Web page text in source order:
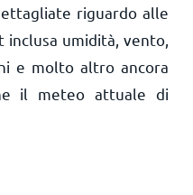
riguardo alle
umidità, vento,
e molto altro ancora
il meteo attuale di